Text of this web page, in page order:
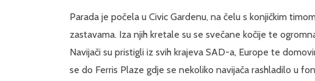
Parada je počela u Civic Gardenu, na čelu s konjičkim
zastavama. Iza njih kretale su se svečane kočije te
Navijači su pristigli iz svih krajeva SAD-a, Europe te
se do Ferris Plaze gdje se nekoliko navijača rashladilo u